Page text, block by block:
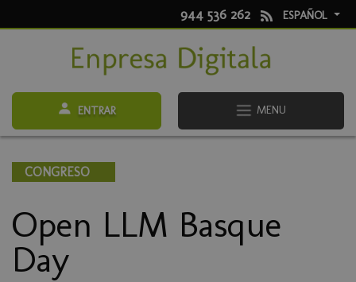
944 536 262 ESPAÑOL
ENTRAR MENU
CONGRESO
Open LLM Basque
Day